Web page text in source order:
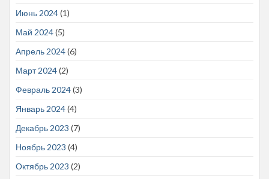
Июнь 2024(1)
Май 2024(5)
Апрель 2024(6)
Март 2024(2)
Февраль 2024(3)
Январь 2024(4)
Декабрь 2023 (7)
Ноябрь 2023 (4)
Октябрь 2023 (2)